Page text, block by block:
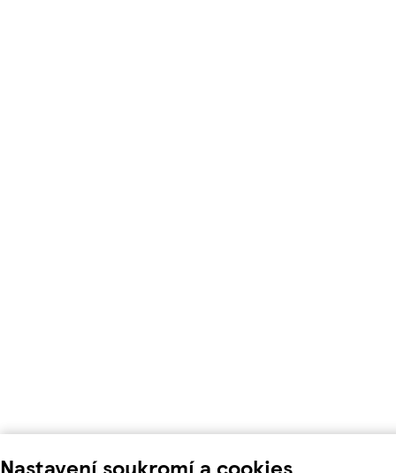
Nastavení soukromí a cookies